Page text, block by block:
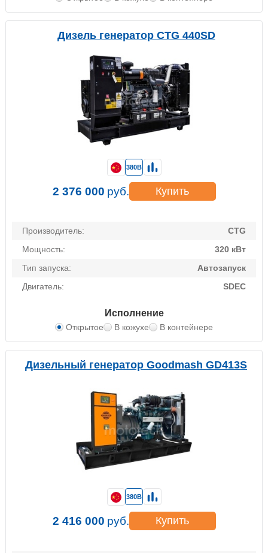
Дизель генератор CTG 440SD
Производитель:
CTG
Мощность:
320 кВт
Тип запуска:
Автозапуск
Двигатель:
SDEC
Исполнение
Открытое В кожухе В контейнере
380В
2 376 000 руб. Купить
Дизельный генератор Goodmash GD413S
380В
2 416 000 руб. Купить